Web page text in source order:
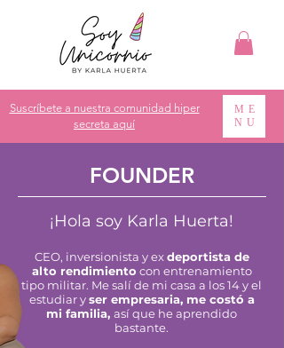
Suscríbete a nuestra comunidad hiper
secreta aquí
ME
NU
FOUNDER
¡Hola soy Karla Huerta!
CEO, inversionista y exdeportista de
alto rendimiento con entrenamiento
tipo militar. Me salí de mi casa a los 14 y el
estudiar yser empresaria, me costó a
mi familia, así que he aprendido
bastante.